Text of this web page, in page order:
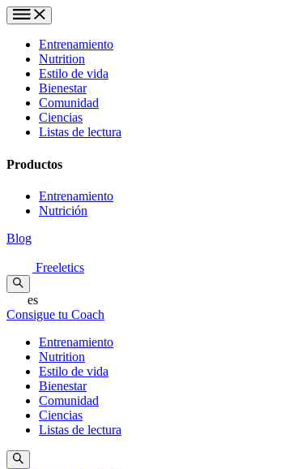
Entrenamiento
Nutrition
Estilo de vida
Bienestar
Comunidad
Ciencias
Listas de lectura
Productos
Entrenamiento
Nutrición
Blog
Freeletics
es
Consigue tu Coach
Entrenamiento
Nutrition
Estilo de vida
Bienestar
Comunidad
Ciencias
Listas de lectura